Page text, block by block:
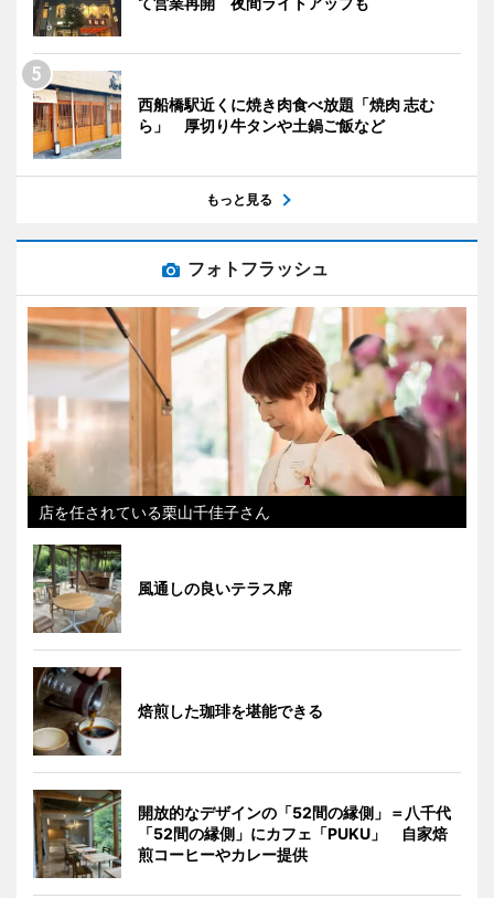
西船橋駅近くに焼き肉食べ放題「焼肉 志む
ら」 厚切り牛タンや土鍋ご飯など
もっと見る
フォトフラッシュ
店を任されている栗山千佳子さん
風通しの良いテラス席
焙煎した珈琲を堪能できる
開放的なデザインの「52間の縁側」＝八千代
「52間の縁側」にカフェ「PUKU」 自家焙
煎コーヒーやカレー提供